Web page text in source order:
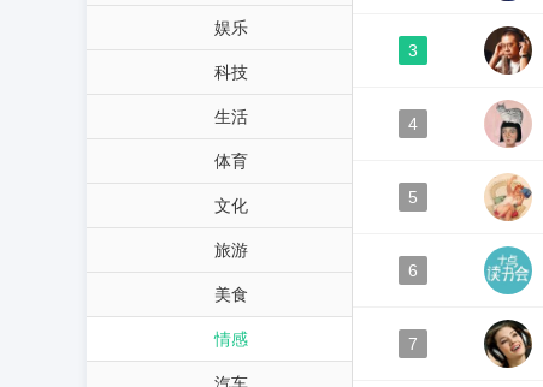
娱乐
科技
生活
体育
文化
旅游
美食
情感
3
4
5
6
7